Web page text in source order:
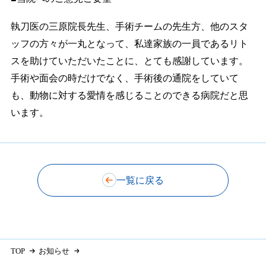
執刀医の三原院長先生、手術チームの先生方、他のスタ
ッフの方々が一丸となって、私達家族の一員であるリト
スを助けていただいたことに、とても感謝しています。
手術や面会の時だけでなく、手術後の通院をしていて
も、動物に対する愛情を感じることのできる病院だと思
います。
一覧に戻る
TOP
お知らせ